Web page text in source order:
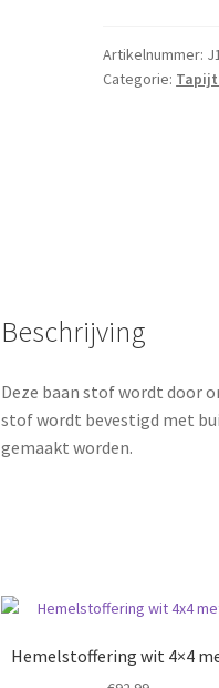
aantal
Artikelnummer:
Categorie:
Beschrijving
Deze baan stof wordt door
stof wordt bevestigd met
gemaakt worden.
Hemelstoffering wit 4×4